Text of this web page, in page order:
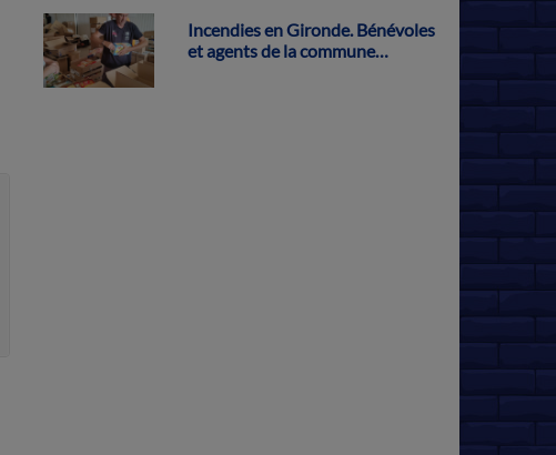
Incendies en Gironde. Bénévoles
et agents de la commune